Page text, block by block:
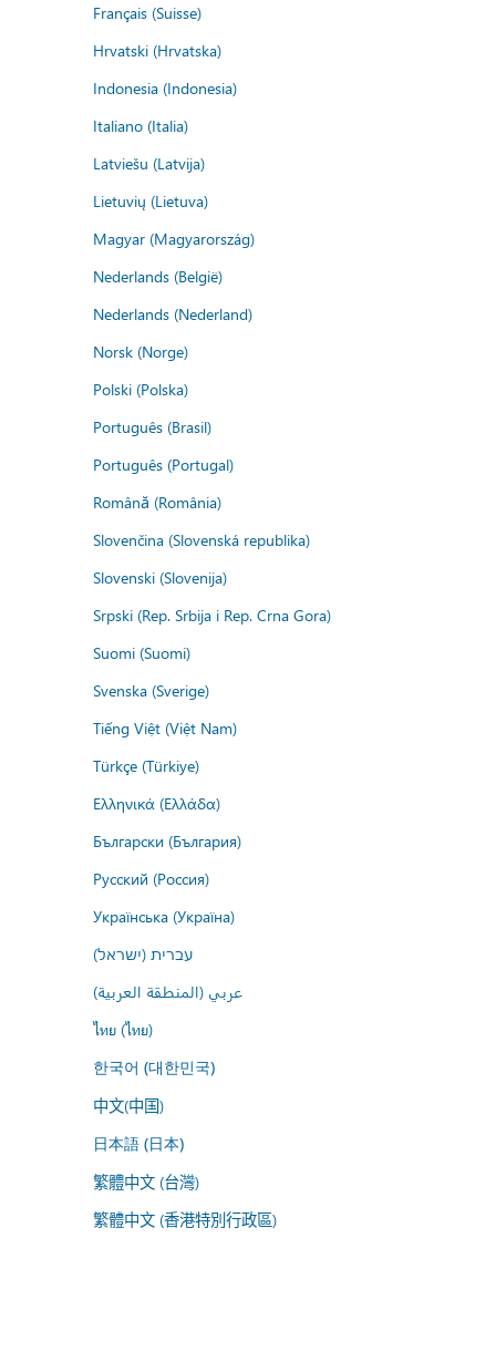
Français (Suisse)
Hrvatski (Hrvatska)
Indonesia (Indonesia)
Italiano (Italia)
Latviešu (Latvija)
Lietuvių (Lietuva)
Magyar (Magyarország)
Nederlands (België)
Nederlands (Nederland)
Norsk (Norge)
Polski (Polska)
Português (Brasil)
Português (Portugal)
Română (România)
Slovenčina (Slovenská republika)
Slovenski (Slovenija)
Srpski (Rep. Srbija i Rep. Crna Gora)
Suomi (Suomi)
Svenska (Sverige)
Tiếng Việt (Việt Nam)
Türkçe (Türkiye)
Ελληνικά (Ελλάδα)
Български (България)
Русский (Россия)
Українська (Україна)
עברית (ישראל)
عربي (المنطقة العربية)
ไทย (ไทย)
한국어 (대한민국)
中文(中国)
日本語 (日本)
繁體中文 (台灣)
繁體中文 (香港特別行政區)